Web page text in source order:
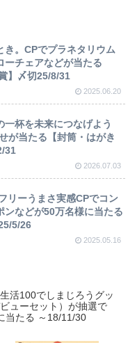
き。CPでプラネタリウム
ーチェアなどが当たる
】〆切25/8/31
2025.06.20
一杯を未来につなげよう
が当たる【封筒・はがき
31
2026.07.03
リーうまさ実感CPでコン
ンなどが50万名様に当たる
5/26
2025.05.16
活100でしまじろうグッ
ューセット）が抽選で
当たる ～18/11/30